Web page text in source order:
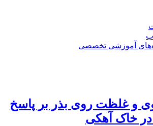
آموزشی تخصصی
و غلظت روی بذر بر پاسخ
در خاک آهکی